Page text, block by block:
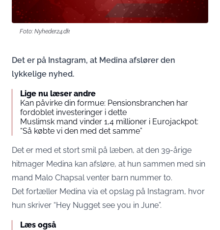
Foto: Nyheder24.dk
Det er på Instagram, at Medina afslører den
lykkelige nyhed.
Lige nu læser andre
Kan påvirke din formue: Pensionsbranchen har
fordoblet investeringer i dette
Muslimsk mand vinder 1,4 millioner i Eurojackpot:
“Så købte vi den med det samme”
Det er med et stort smil på læben, at den 39-årige
hitmager Medina kan afsløre, at hun sammen med sin
mand Malo Chapsal venter barn nummer to.
Det fortæller Medina via et opslag på Instagram, hvor
hun skriver “Hey Nugget see you in June”.
Læs også